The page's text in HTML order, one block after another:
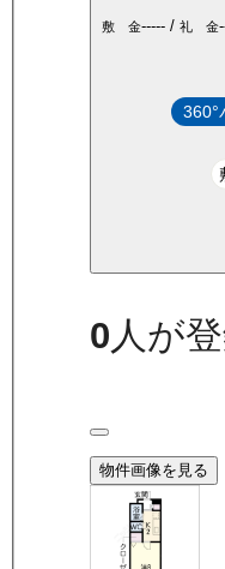
敷 金----- / 礼 金
360°
0人が
物件画像を見る